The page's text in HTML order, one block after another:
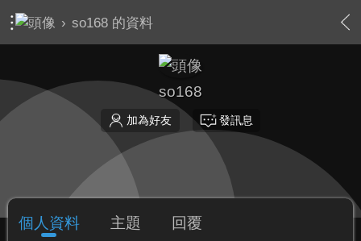
› so168 的資料
so168
加為好友 發訊息
個人資料 主題 回覆